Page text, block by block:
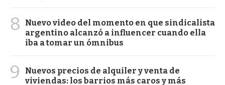
8
Nuevo video del momento en que sindicalista
argentino alcanzó a influencer cuando ella
iba a tomar un ómnibus
9
Nuevos precios de alquiler y venta de
viviendas: los barrios más caros y más